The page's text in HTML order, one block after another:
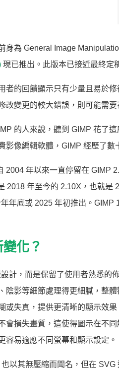
身為 General Image
現已推出。此版本已接近最終定
者的回饋顯示只有少量且易於
改變更的較大錯誤，則可能需
的人來說，聽到 GIMP 花了
影像編輯軟體，GIMP 經歷了數
2004 年以來一直停留在
2018 年至今的 2.10X，也就
年底或 2025 年初推出。
化？
計，而是保留了使用者熟悉的
陰影等細節處理得更細膩，整
或失真，提供更清晰的顯示效
會損失畫質，這使得圖示在不
容易適應不同螢幕和顯示設定。
以其無壓縮而聞名，但在